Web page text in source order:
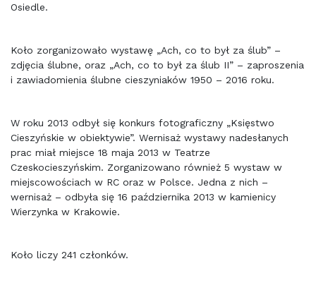
Osiedle.
Koło zorganizowało wystawę „Ach, co to był za ślub” –
zdjęcia ślubne, oraz „Ach, co to był za ślub II” – zaproszenia
i zawiadomienia ślubne cieszyniaków 1950 – 2016 roku.
W roku 2013 odbył się konkurs fotograficzny „Księstwo
Cieszyńskie w obiektywie”. Wernisaż wystawy nadesłanych
prac miał miejsce 18 maja 2013 w Teatrze
Czeskocieszyńskim. Zorganizowano również 5 wystaw w
miejscowościach w RC oraz w Polsce. Jedna z nich –
wernisaż – odbyła się 16 października 2013 w kamienicy
Wierzynka w Krakowie.
Koło liczy 241 członków.